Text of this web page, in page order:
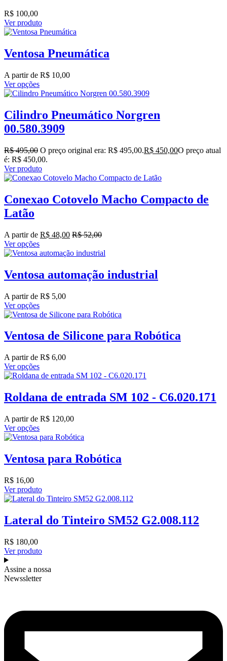
R$ 100,00
Ver produto
Ventosa Pneumática
A partir de R$ 10,00
Ver opções
Cilindro Pneumático Norgren
00.580.3909
R$495,00 O preço original era: R$ 495,00.R$ 450,00O preço atual
é: R$ 450,00.
Ver produto
Conexao Cotovelo Macho Compacto de
Latão
A partir de R$ 48,00 R$52,00
Ver opções
Ventosa automação industrial
A partir de R$ 5,00
Ver opções
Ventosa de Silicone para Robótica
A partir de R$ 6,00
Ver opções
Roldana de entrada SM 102 - C6.020.171
A partir de R$ 120,00
Ver opções
Ventosa para Robótica
R$ 16,00
Ver produto
Lateral do Tinteiro SM52 G2.008.112
R$ 180,00
Ver produto
Assine a nossa
Newssletter